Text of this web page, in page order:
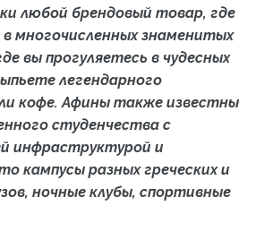
любой брендовый товар, где
многочисленных знаменитых
вы прогуляетесь в чудесных
легендарного
кофе. Афины также известны
студенчества с
инфраструктурой и
кампусы разных греческих и
ночные клубы, спортивные